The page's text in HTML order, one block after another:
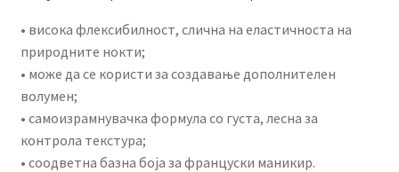
• висока флексибилност, слична на еластичноста на
природните нокти;
• може да се користи за создавање дополнителен
волумен;
• самоизрамнувачка формула со густа, лесна за
контрола текстура;
• соодветна базна боја за француски маникир.